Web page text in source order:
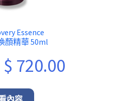
Essence
顏精華 50ml
$ 720.00Current